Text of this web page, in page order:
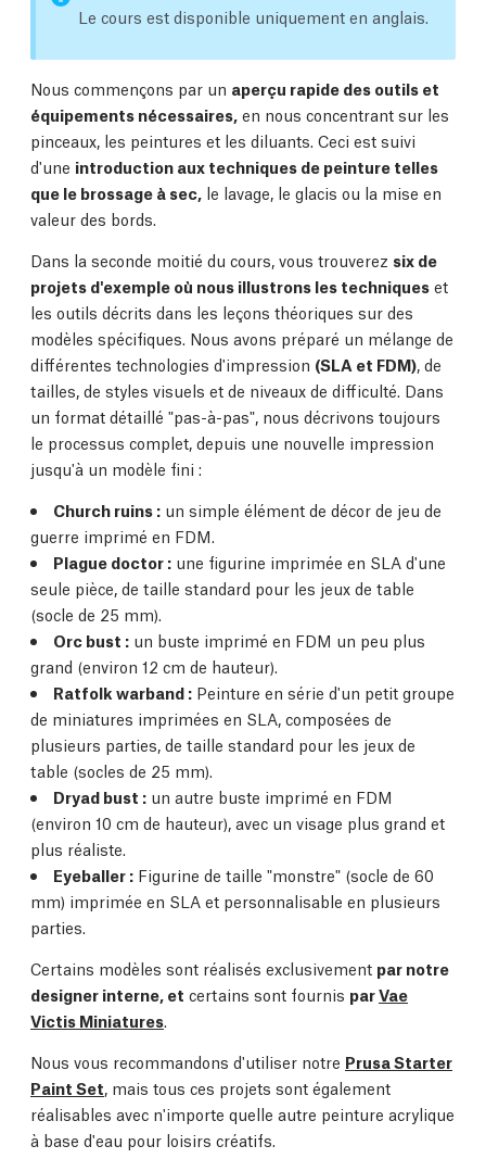
Le cours est disponible uniquement en anglais.
Nous commençons par un aperçu rapide des outils et
équipements nécessaires, en nous concentrant sur les
pinceaux, les peintures et les diluants. Ceci est suivi
d'une introduction aux techniques de peinture telles
que le brossage à sec, le lavage, le glacis ou la mise en
valeur des bords.
Dans la seconde moitié du cours, vous trouverez six de
projets d'exemple où nous illustrons les techniques et
les outils décrits dans les leçons théoriques sur des
modèles spécifiques. Nous avons préparé un mélange de
différentes technologies d'impression (SLA et FDM) , de
tailles, de styles visuels et de niveaux de difficulté. Dans
un format détaillé "pas-à-pas", nous décrivons toujours
le processus complet, depuis une nouvelle impression
jusqu'à un modèle fini :
Church ruins : un simple élément de décor de jeu de
guerre imprimé en FDM.
Plague doctor : une figurine imprimée en SLA d'une
seule pièce, de taille standard pour les jeux de table
(socle de 25 mm).
Orc bust : un buste imprimé en FDM un peu plus
grand (environ 12 cm de hauteur).
Ratfolk warband : Peinture en série d'un petit groupe
de miniatures imprimées en SLA, composées de
plusieurs parties, de taille standard pour les jeux de
table (socles de 25 mm).
Dryad bust : un autre buste imprimé en FDM
(environ 10 cm de hauteur), avec un visage plus grand et
plus réaliste.
Eyeballer : Figurine de taille "monstre" (socle de 60
mm) imprimée en SLA et personnalisable en plusieurs
parties.
Certains modèles sont réalisés exclusivement par notre
designer interne, et certains sont fournis parVae
Victis Miniatures
Nous vous recommandons d'utiliser notre Prusa Starter
Paint Set , mais tous ces projets sont également
réalisables avec n'importe quelle autre peinture acrylique
à base d'eau pour loisirs créatifs.